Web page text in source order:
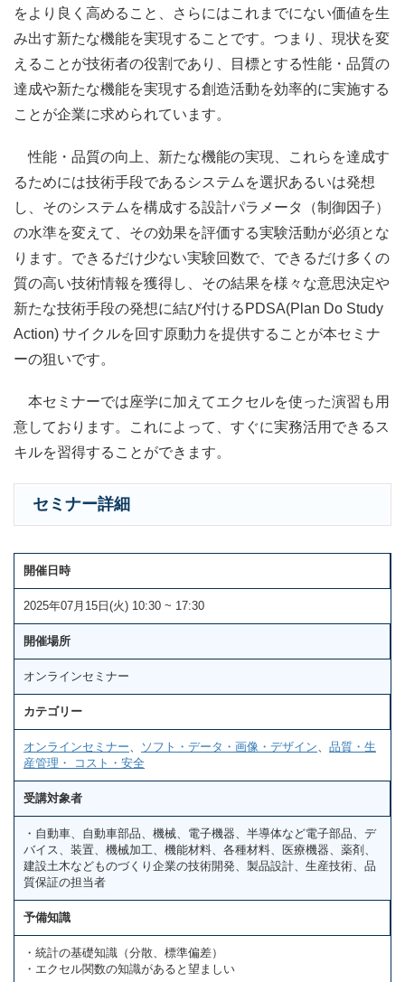
をより良く高めること、さらにはこれまでにない価値を生
み出す新たな機能を実現することです。つまり、現状を変
えることが技術者の役割であり、目標とする性能・品質の
達成や新たな機能を実現する創造活動を効率的に実施する
ことが企業に求められています。
性能・品質の向上、新たな機能の実現、これらを達成す
るためには技術手段であるシステムを選択あるいは発想
し、そのシステムを構成する設計パラメータ（制御因子）
の水準を変えて、その効果を評価する実験活動が必須とな
ります。できるだけ少ない実験回数で、できるだけ多くの
質の高い技術情報を獲得し、その結果を様々な意思決定や
新たな技術手段の発想に結び付けるPDSA(Plan Do Study
Action) サイクルを回す原動力を提供することが本セミナ
ーの狙いです。
本セミナーでは座学に加えてエクセルを使った演習も用
意しております。これによって、すぐに実務活用できるス
キルを習得することができます。
セミナー詳細
開催日時
2025年07月15日(火) 10:30 ~ 17:30
開催場所
オンラインセミナー
カテゴリー
オンラインセミナー ソフト・データ・画像・デザイン
品質・生
産管理・ コスト・安全
受講対象者
・自動車、自動車部品、機械、電子機器、半導体など電子部品、デ
バイス、装置、機械加工、機能材料、各種材料、医療機器、薬剤、
建設土木などものづくり企業の技術開発、製品設計、生産技術、品
質保証の担当者
予備知識
・統計の基礎知識（分散、標準偏差）
・エクセル関数の知識があると望ましい